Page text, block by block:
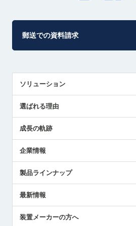
郵送での資料請求
ソリューション
解決策提案
選ばれる理由
成長の軌跡
企業情報
ごあいさつ
受賞履歴
採用情報
製品ラインナップ
ツールセッタ製品
エアマイクロセンサ製品
最新情報
メトロールの技術
装置メーカーの方へ